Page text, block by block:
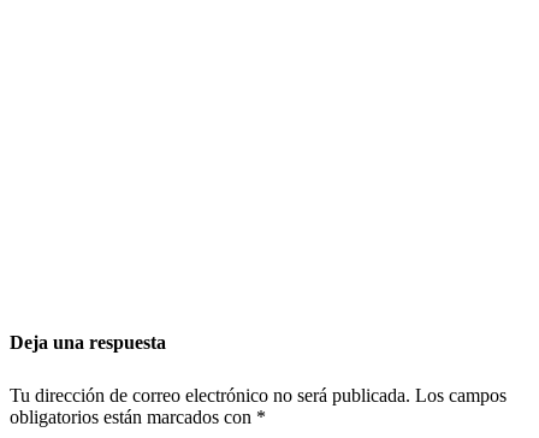
Deja una respuesta
Tu dirección de correo electrónico no será publicada. Los campos
obligatorios están marcados con *